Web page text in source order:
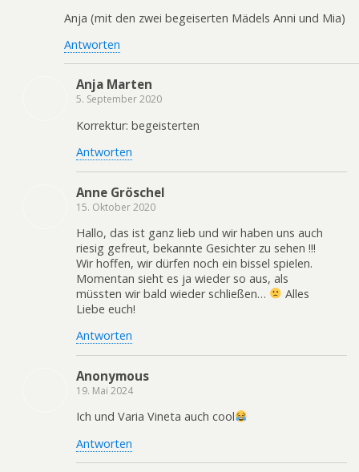
Anja (mit den zwei begeiserten Mädels Anni und Mia)
Antworten
Anja Marten
5. September 2020
Korrektur: begeisterten
Antworten
Anne Gröschel
15. Oktober 2020
Hallo, das ist ganz lieb und wir haben uns auch
riesig gefreut, bekannte Gesichter zu sehen !!!
Wir hoffen, wir dürfen noch ein bissel spielen.
Momentan sieht es ja wieder so aus, als
müssten wir bald wieder schließen…
Alles
Liebe euch!
Antworten
Anonymous
19. Mai 2024
Ich und Varia Vineta auch cool
Antworten